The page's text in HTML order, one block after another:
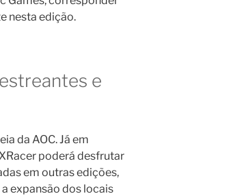
nesta edição.
e
da AOC. Já em
poderá desfrutar
em outras edições,
a expansão dos locais